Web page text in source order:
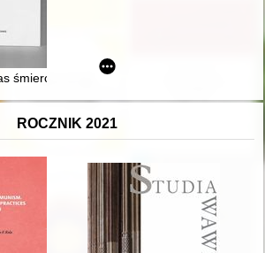
śmierci : Przyszowice w latach 1939-1945
ROCZNIK 2021